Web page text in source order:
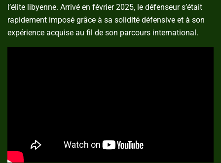
l’élite libyenne. Arrivé en février 2025, le défenseur s’était
rapidement imposé grâce à sa solidité défensive et à son
expérience acquise au fil de son parcours international.